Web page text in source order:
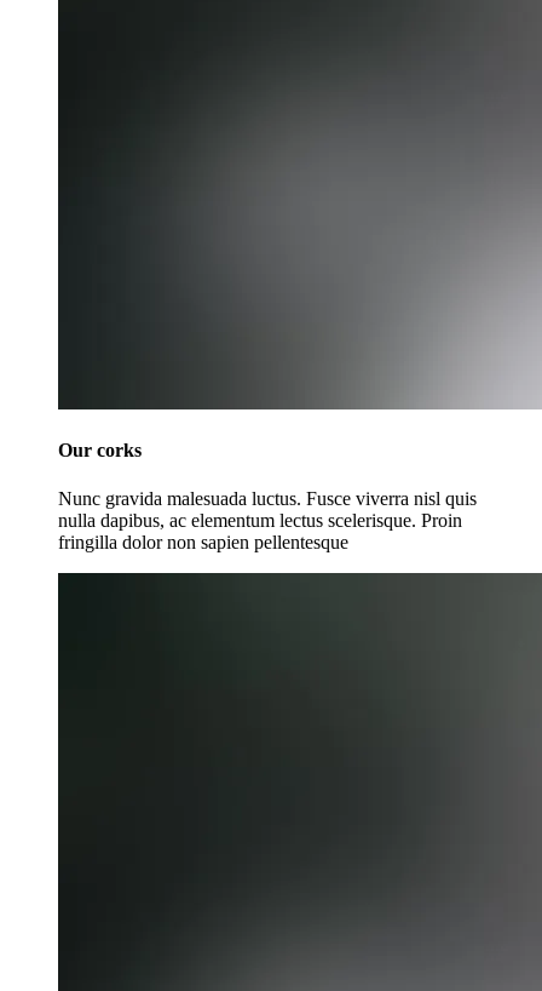
Our corks
Nunc gravida malesuada luctus. Fusce viverra nisl quis
nulla dapibus, ac elementum lectus scelerisque. Proin
fringilla dolor non sapien pellentesque